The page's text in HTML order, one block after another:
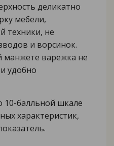
деликатно
мебели,
техники, не
и ворсинок.
манжете варежка не
удобно
10-балльной шкале
характеристик,